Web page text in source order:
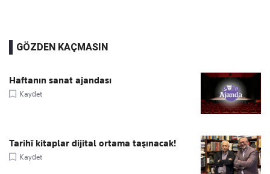
GÖZDEN KAÇMASIN
Haftanın sanat ajandası
Kaydet
Tarihî kitaplar dijital ortama taşınacak!
Kaydet